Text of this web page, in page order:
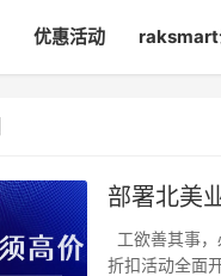
优惠活动 raksmart
部署北美
工欲善其事
折扣活动全面